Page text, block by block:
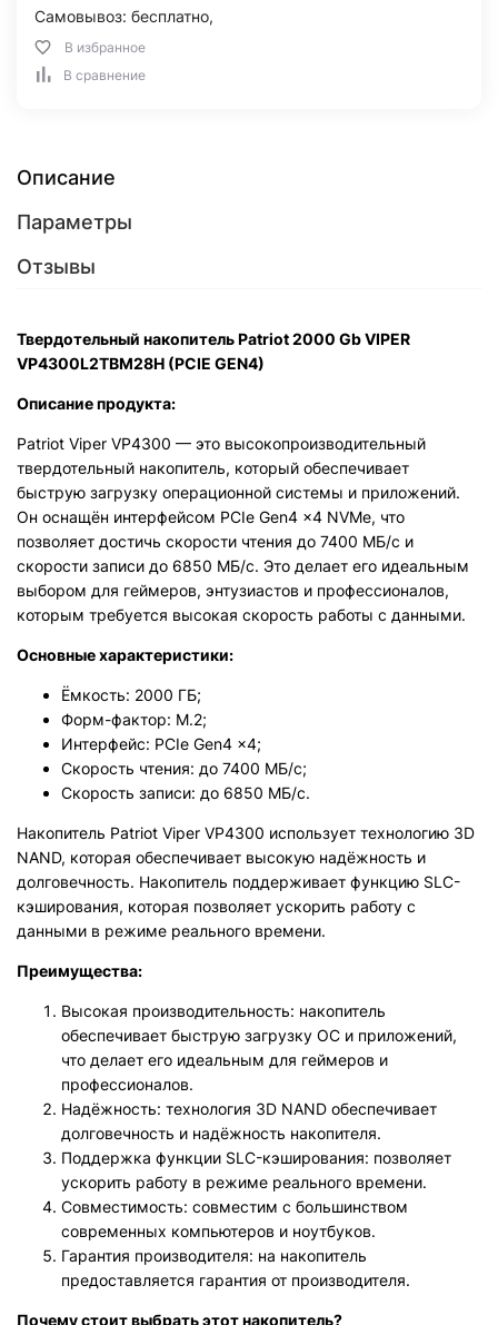
Самовывоз: бесплатно,
В избранное
В сравнение
Описание
Параметры
Отзывы
Твердотельный накопитель Patriot 2000 Gb VIPER
VP4300L2TBM28H (PCIE GEN4)
Описание продукта:
Patriot Viper VP4300 — это высокопроизводительный
твердотельный накопитель, который обеспечивает
быструю загрузку операционной системы и приложений.
Он оснащён интерфейсом PCIe Gen4 x4 NVMe, что
позволяет достичь скорости чтения до 7400 МБ/с и
скорости записи до 6850 МБ/с. Это делает его идеальным
выбором для геймеров, энтузиастов и профессионалов,
которым требуется высокая скорость работы с данными.
Основные характеристики:
Ёмкость: 2000 ГБ;
Форм-фактор: M.2;
Интерфейс: PCIe Gen4 x4;
Скорость чтения: до 7400 МБ/с;
Скорость записи: до 6850 МБ/с.
Накопитель Patriot Viper VP4300 использует технологию 3D
NAND, которая обеспечивает высокую надёжность и
долговечность. Накопитель поддерживает функцию SLC-
кэширования, которая позволяет ускорить работу с
данными в режиме реального времени.
Преимущества:
Высокая производительность: накопитель
обеспечивает быструю загрузку ОС и приложений,
что делает его идеальным для геймеров и
профессионалов.
Надёжность: технология 3D NAND обеспечивает
долговечность и надёжность накопителя.
Поддержка функции SLC-кэширования: позволяет
ускорить работу в режиме реального времени.
Совместимость: совместим с большинством
современных компьютеров и ноутбуков.
Гарантия производителя: на накопитель
предоставляется гарантия от производителя.
Почему стоит выбрать этот накопитель?